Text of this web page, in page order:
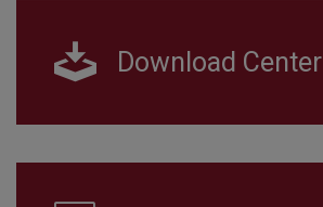
Download Center